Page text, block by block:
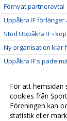
Förnyat partneravtal
Uppåkra IF
Stöd Uppåkra IF -
Ny organisation klar
Uppåkra IF:s
Sparbanken Skåne
Ultras tackar för
För att hemsidan
cookies från
Föreningen kan
statistik eller